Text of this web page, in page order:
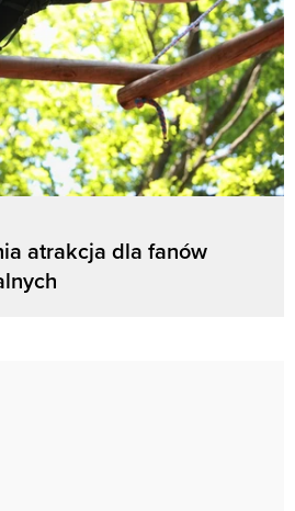
atrakcja dla fanów